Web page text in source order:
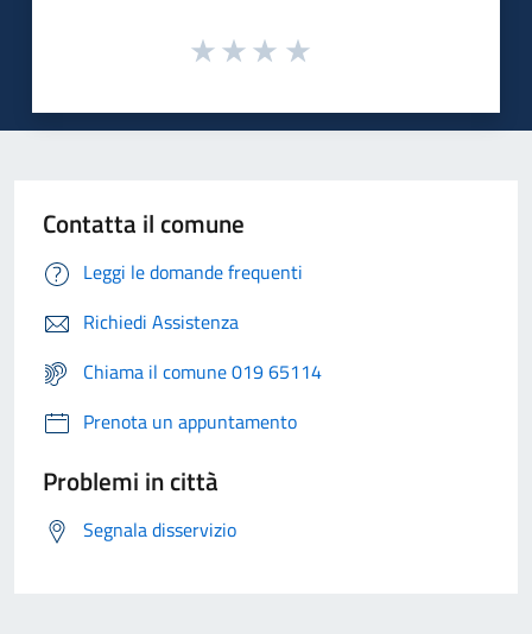
Contatta il comune
Leggi le domande frequenti
Richiedi Assistenza
Chiama il comune 019 65114
Prenota un appuntamento
Problemi in città
Segnala disservizio